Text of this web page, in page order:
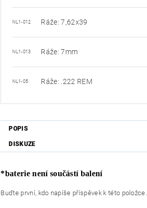
NL1-012 Ráže: 7,62x39
NL1-013 Ráže: 7mm
NL1-05 Ráže: .222 REM
POPIS
DISKUZE
*baterie není součástí balení
Buďte první, kdo napíše příspěvek k této položce.